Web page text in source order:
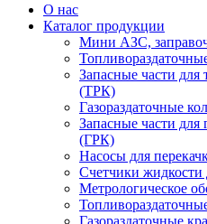
О нас
Каталог продукции
Мини АЗС,
Запасные части для
(ТРК)
Газораздаточные
Запасные части для
(ГРК)
Насосы для
Счетчики жидкости
Метрологическое
Газораздаточные